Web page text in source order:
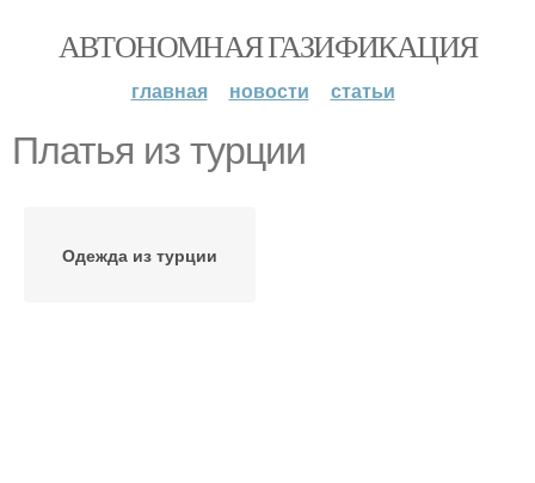
АВТОНОМНАЯ ГАЗИФИКАЦИЯ
главная новости статьи
Платья из турции
Одежда из турции